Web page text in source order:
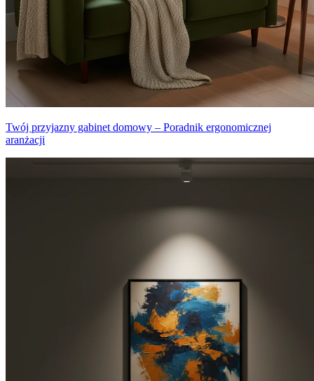
Twój przyjazny gabinet domowy – Poradnik ergonomicznej
aranżacji